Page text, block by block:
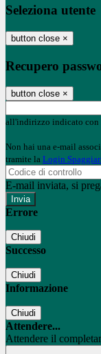
Seleziona utente
button close ×
Recupero
button close ×
all'indirizzo indicato con
Non hai una e-mail
tramite la Login
E-mail inviata, si
Errore
Chiudi
Successo
Chiudi
Informazione
Chiudi
Attendere...
Attendere il